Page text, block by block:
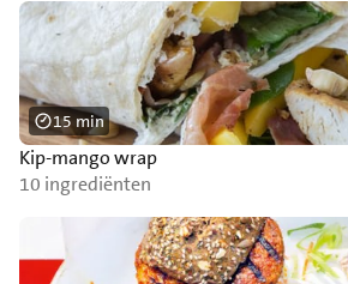
Kip-mango wrap
10 ingrediënten
15 min